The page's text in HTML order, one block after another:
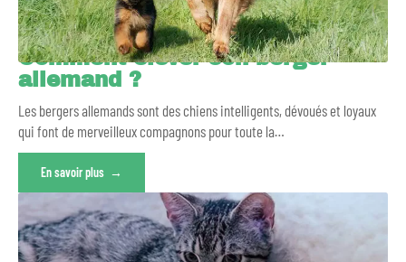
Comment élever son berger
allemand ?
Les bergers allemands sont des chiens intelligents, dévoués et loyaux
qui font de merveilleux compagnons pour toute la…
En savoir plus